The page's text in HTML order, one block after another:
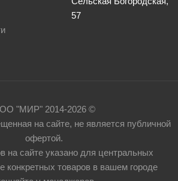
57
"МИР" 2014-2026 ©
на сайте, не является публичной
офертой.
на сайте указано для центральных
конкретных товаров в вашем городе